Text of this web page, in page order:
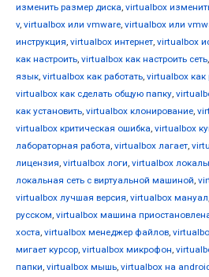
изменить размер диска, virtualbox
v, virtualbox или vmware, virtualbox или
инструкция, virtualbox интернет, virtualbox
как настроить, virtualbox как настроить сеть,
язык, virtualbox как работать, virtualbox как
virtualbox как сделать общую папку,
как установить, virtualbox клонирование,
virtualbox критическая ошибка, virtualbox
лабораторная работа, virtualbox лагает,
лицензия, virtualbox логи, virtualbox
локальная сеть с виртуальной машиной,
virtualbox лучшая версия, virtualbox мануал,
русском, virtualbox машина
хоста, virtualbox менеджер файлов,
мигает курсор, virtualbox микрофон,
папки, virtualbox мышь, virtualbox на